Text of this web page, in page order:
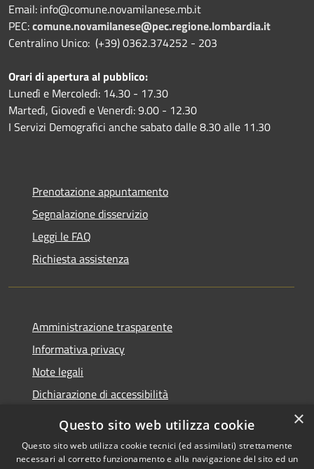
Email: info@comune.novamilanese.mb.it
PEC:comune.novamilanese@pec.regione.lombardia.it
Centralino Unico: (+39) 0362.374252 - 203
Orari di apertura al pubblico:
Lunedì e Mercoledì: 14.30 - 17.30
Martedì, Giovedì e Venerdì: 9.00 - 12.30
I Servizi Demografici anche sabato dalle 8.30 alle 11.30
Prenotazione appuntamento
Segnalazione disservizio
Leggi le FAQ
Richiesta assistenza
Amministrazione trasparente
Informativa privacy
Note legali
Dichiarazione di accessibilità
RSS Copyright © 2026 • Comune di
×
Questo sito web utilizza cookie
Questo sito web utilizza cookie tecnici (ed assimilati) strettamente
necessari al corretto funzionamento e alla navigazione del sito ed un